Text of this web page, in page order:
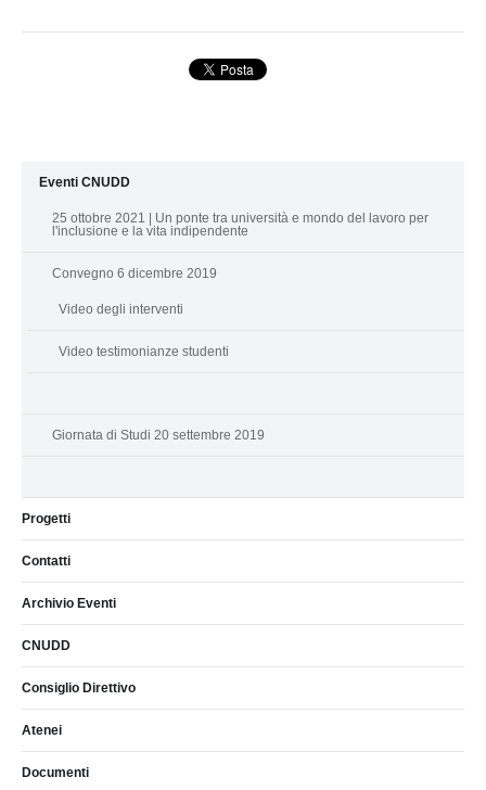
Eventi CNUDD
25 ottobre 2021 | Un ponte tra università e mondo del lavoro per
l'inclusione e la vita indipendente
Convegno 6 dicembre 2019
Video degli interventi
Video testimonianze studenti
Giornata di Studi 20 settembre 2019
Progetti
Contatti
Archivio Eventi
CNUDD
Consiglio Direttivo
Atenei
Documenti